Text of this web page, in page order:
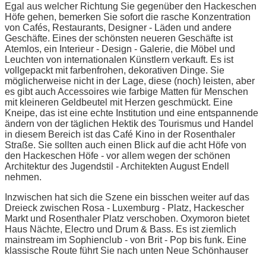
Egal aus welcher Richtung Sie gegenüber den Hackeschen
Höfe gehen, bemerken Sie sofort die rasche Konzentration
von Cafés, Restaurants, Designer - Läden und andere
Geschäfte. Eines der schönsten neueren Geschäfte ist
Atemlos, ein Interieur - Design - Galerie, die Möbel und
Leuchten von internationalen Künstlern verkauft. Es ist
vollgepackt mit farbenfrohen, dekorativen Dinge. Sie
möglicherweise nicht in der Lage, diese (noch) leisten, aber
es gibt auch Accessoires wie farbige Matten für Menschen
mit kleineren Geldbeutel mit Herzen geschmückt. Eine
Kneipe, das ist eine echte Institution und eine entspannende
ändern von der täglichen Hektik des Tourismus und Handel
in diesem Bereich ist das Café Kino in der Rosenthaler
Straße. Sie sollten auch einen Blick auf die acht Höfe von
den Hackeschen Höfe - vor allem wegen der schönen
Architektur des Jugendstil - Architekten August Endell
nehmen.
Inzwischen hat sich die Szene ein bisschen weiter auf das
Dreieck zwischen Rosa - Luxemburg - Platz, Hackescher
Markt und Rosenthaler Platz verschoben. Oxymoron bietet
Haus Nächte, Electro und Drum & Bass. Es ist ziemlich
mainstream im Sophienclub - von Brit - Pop bis funk. Eine
klassische Route führt Sie nach unten Neue Schönhauser